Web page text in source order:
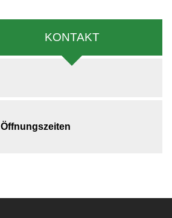
KONTAKT
Öffnungszeiten